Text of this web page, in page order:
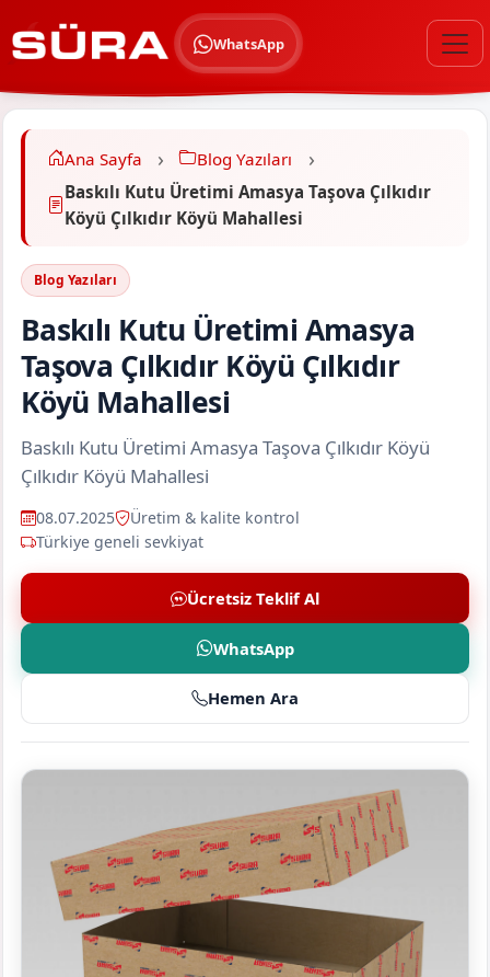
WhatsApp
Ana Sayfa
Blog Yazıları
Baskılı Kutu Üretimi Amasya Taşova Çılkıdır
Köyü Çılkıdır Köyü Mahallesi
Blog Yazıları
Baskılı Kutu Üretimi Amasya
Taşova Çılkıdır Köyü Çılkıdır
Köyü Mahallesi
Baskılı Kutu Üretimi Amasya Taşova Çılkıdır Köyü
Çılkıdır Köyü Mahallesi
08.07.2025
Üretim & kalite kontrol
Türkiye geneli sevkiyat
Ücretsiz Teklif Al
WhatsApp
Hemen Ara